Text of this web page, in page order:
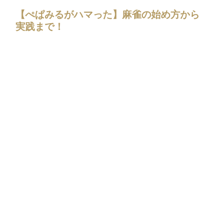
【ぺぱみるがハマった】麻雀の始め方から
実践まで！